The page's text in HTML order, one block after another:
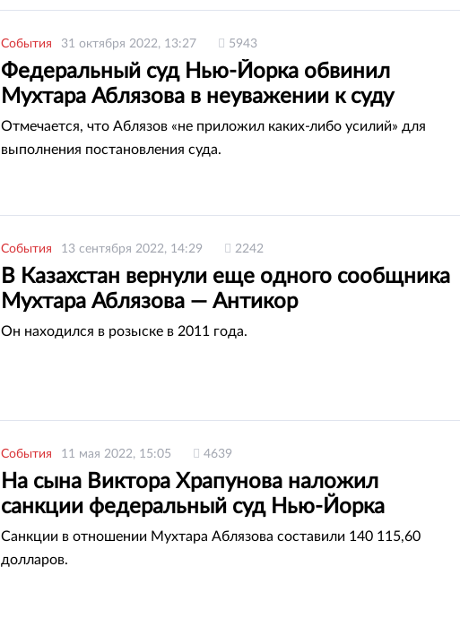
События 31 октября 2022, 13:27 5943
Федеральный суд Нью-Йорка обвинил
Мухтара Аблязова в неуважении к суду
Отмечается, что Аблязов «не приложил каких-либо усилий» для
выполнения постановления суда.
События 13 сентября 2022, 14:29 2242
В Казахстан вернули еще одного сообщника
Мухтара Аблязова — Антикор
Он находился в розыске в 2011 года.
События 11 мая 2022, 15:05 4639
На сына Виктора Храпунова наложил
санкции федеральный суд Нью-Йорка
Санкции в отношении Мухтара Аблязова составили 140 115,60
долларов.